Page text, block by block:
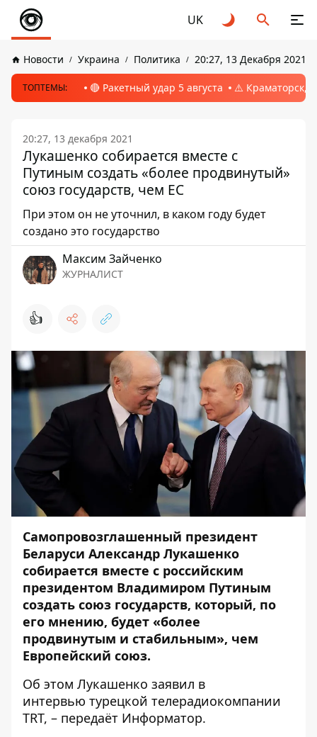
UK
Новости Украина Политика 20:27, 13 Декабря 2021
ТОПТЕМЫ: 🔴 Ракетный удар 5 августа ⚠️ Краматорск,
20:27, 13 декабря 2021
Лукашенко собирается вместе с
Путиным создать «более продвинутый»
союз государств, чем ЕС
При этом он не уточнил, в каком году будет
создано это государство
Максим Зайченко
ЖУРНАЛИСТ
👍
Самопровозглашенный президент
Беларуси Александр Лукашенко
собирается вместе с российским
президентом Владимиром Путиным
создать союз государств, который, по
его мнению, будет «более
продвинутым и стабильным», чем
Европейский союз.
Об этом Лукашенко заявил в
интервью турецкой телерадиокомпании
TRT, – передаёт Информатор.